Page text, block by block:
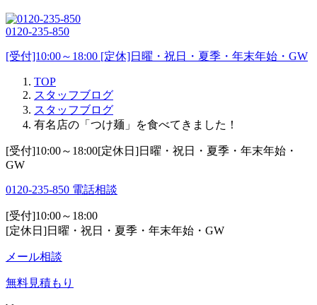
0120-235-850
[受付]10:00～18:00 [定休]日曜・祝日・夏季・年末年始・GW
TOP
スタッフブログ
スタッフブログ
有名店の「つけ麺」を食べてきました！
[受付]10:00～18:00[定休日]日曜・祝日・夏季・年末年始・
GW
0120-235-850 電話相談
[受付]10:00～18:00
[定休日]日曜・祝日・夏季・年末年始・GW
メール相談
無料見積もり